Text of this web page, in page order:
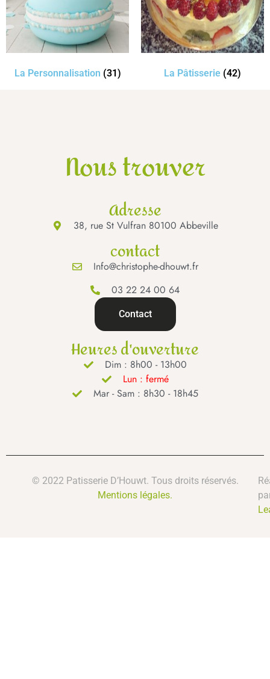
La Personnalisation (31) La Pâtisserie (42)
Nous trouver
Adresse
38, rue St Vulfran 80100 Abbeville
contact
Info@christophe-dhouwt.fr
03 22 24 00 64
Contact
Heures d'ouverture
Dim : 8h00 - 13h00
Lun : fermé
Mar - Sam : 8h30 - 18h45
© 2022 Patisserie D’Houwt. Tous droits réservés.
Mentions légales.